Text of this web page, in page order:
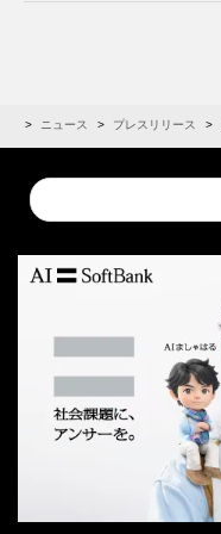
ニュース プレスリリース
Conduct
a